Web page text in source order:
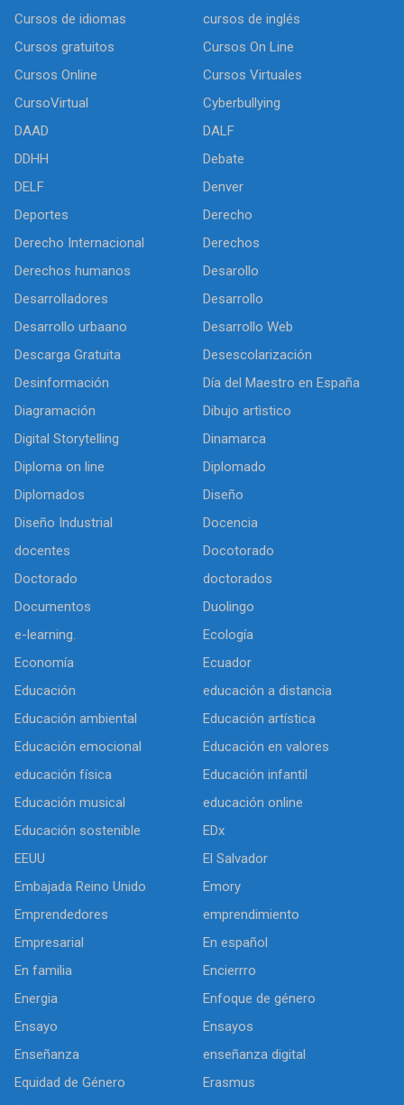
Cursos de idiomas
cursos de inglés
Cursos gratuitos
Cursos On Line
Cursos Online
Cursos Virtuales
CursoVirtual
Cyberbullying
DAAD
DALF
DDHH
Debate
DELF
Denver
Deportes
Derecho
Derecho Internacional
Derechos
Derechos humanos
Desarollo
Desarrolladores
Desarrollo
Desarrollo urbaano
Desarrollo Web
Descarga Gratuita
Desescolarización
Desinformación
Día del Maestro en España
Diagramación
Dibujo artìstico
Digital Storytelling
Dinamarca
Diploma on line
Diplomado
Diplomados
Diseño
Diseño Industrial
Docencia
docentes
Docotorado
Doctorado
doctorados
Documentos
Duolingo
e-learning.
Ecología
Economía
Ecuador
Educación
educación a distancia
Educación ambiental
Educación artística
Educación emocional
Educación en valores
educación física
Educación infantil
Educación musical
educación online
Educación sostenible
EDx
EEUU
El Salvador
Embajada Reino Unido
Emory
Emprendedores
emprendimiento
Empresarial
En español
En familia
Encierrro
Energia
Enfoque de género
Ensayo
Ensayos
Enseñanza
enseñanza digital
Equidad de Género
Erasmus